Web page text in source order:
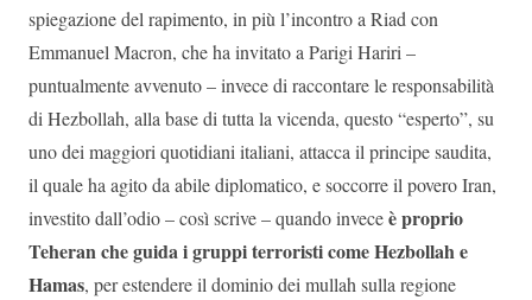
spiegazione del rapimento, in più l’incontro a Riad con
Emmanuel Macron, che ha invitato a Parigi Hariri –
puntualmente avvenuto – invece di raccontare le responsabilità
di Hezbollah, alla base di tutta la vicenda, questo “esperto”, su
uno dei maggiori quotidiani italiani, attacca il principe saudita,
il quale ha agito da abile diplomatico, e soccorre il povero Iran,
investito dall’odio – così scrive – quando inveceè proprio
Teheran che guida i gruppi terroristi come Hezbollah e
Hamas, per estendere il dominio dei mullah sulla regione